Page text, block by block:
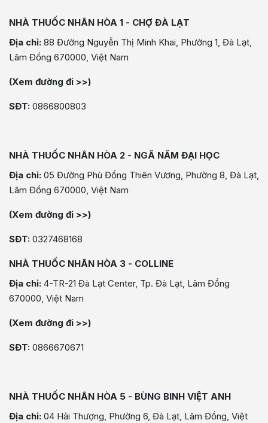
NHÀ THUỐC NHÂN HÒA 1 - CHỢ ĐÀ LẠT
Địa chỉ: 88 Đường Nguyễn Thị Minh Khai, Phường 1, Đà Lạt,
Lâm Đồng 670000, Việt Nam
(Xem đường đi >>)
SĐT: 0866800803
NHÀ THUỐC NHÂN HÒA 2 - NGÃ NĂM ĐẠI HỌC
Địa chỉ: 05 Đường Phù Đổng Thiên Vương, Phường 8, Đà Lạt,
Lâm Đồng 670000, Việt Nam
(Xem đường đi >>)
SĐT: 0327468168
NHÀ THUỐC NHÂN HÒA 3 - COLLINE
Địa chỉ: 4-TR-21 Đà Lạt Center, Tp. Đà Lạt, Lâm Đồng
670000, Việt Nam
(Xem đường đi >>)
SĐT: 0866670671
NHÀ THUỐC NHÂN HÒA 5 - BÙNG BINH VIỆT ANH
Địa chỉ: 04 Hải Thượng, Phường 6, Đà Lạt, Lâm Đồng, Việt